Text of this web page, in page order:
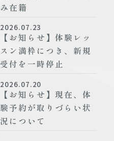
み在籍
2026.07.23
【お知らせ】体験レッ
スン満枠につき、新規
受付を一時停止
2026.07.20
【お知らせ】現在、体
験予約が取りづらい状
況について